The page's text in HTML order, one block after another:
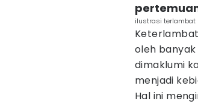
ilustrasi terlambat
oleh
dimaklumi
menjadi
Hal ini